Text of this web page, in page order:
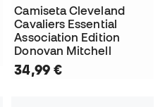
Camiseta Cleveland
Cavaliers Essential
Association Edition
Donovan Mitchell
34,99 €